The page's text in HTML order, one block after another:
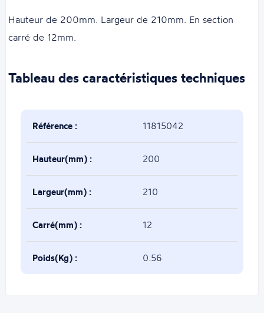
Hauteur de 200mm. Largeur de 210mm. En section
carré de 12mm.
Tableau des caractéristiques techniques
Référence : 11815042
Hauteur(mm) : 200
Largeur(mm) : 210
Carré(mm) : 12
Poids(Kg) : 0.56